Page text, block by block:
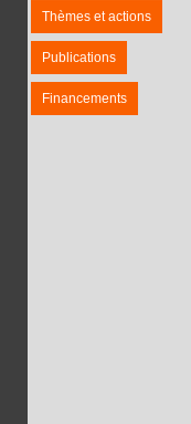
Thèmes et actions
Publications
Financements